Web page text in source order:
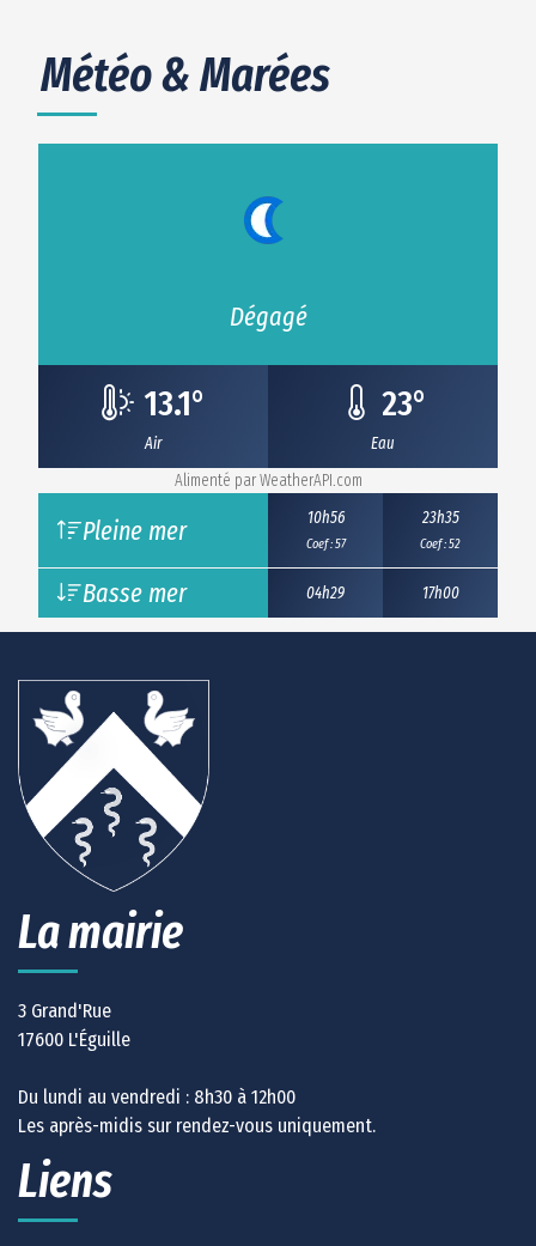
Météo & Marées
Dégagé
13.1°
Air
23°
Eau
Alimenté parWeatherAPI.com
Pleine mer 10h56
Coef : 57
23h35
Coef : 52
Basse mer 04h29 17h00
La mairie
3 Grand'Rue
17600 L'Éguille
Du lundi au vendredi : 8h30 à 12h00
Les après-midis sur rendez-vous uniquement.
Liens